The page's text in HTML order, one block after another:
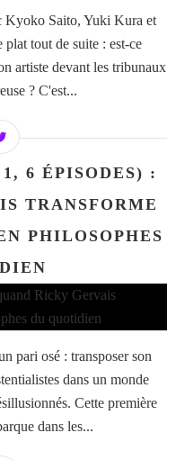
Saito, Yuki Kura et
tout de suite : est-ce
artiste devant les tribunaux
? C'est...
6 ÉPISODES) :
TRANSFORME
PHILOSOPHES
pari osé : transposer son
dans un monde
Cette première
dans les...